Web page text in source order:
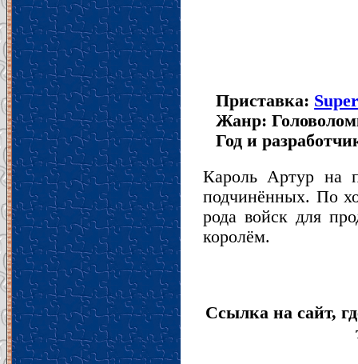
Приставка:
Жанр:
Год и
Кароль Артур на
подчинённых. По
рода войск для
королём.
Ссылка на сайт,